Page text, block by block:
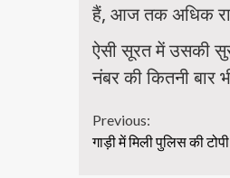
हैं, आज तक अधिक
ऐसी सूरत में उसकी
नंबर की कितनी बार
Continue
Reading
Previous:
गाड़ी में मिली पुलिस की